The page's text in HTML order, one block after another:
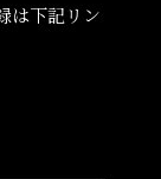
は下記リン